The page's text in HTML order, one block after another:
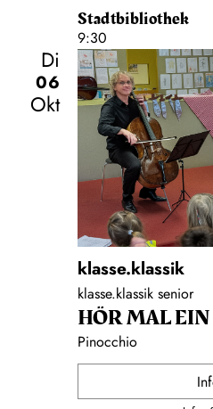
Stadtbibliothek
9:30
Di
06
Okt
klasse.klassik
klasse.klassik senior
HÖR MAL
Pinocchio